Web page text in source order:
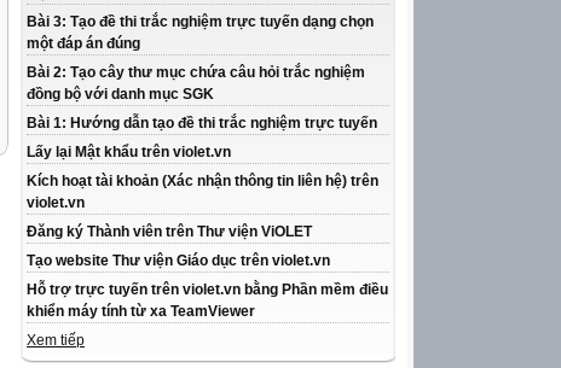
Bài 3: Tạo đề thi trắc nghiệm trực tuyến dạng chọn
một đáp án đúng
Bài 2: Tạo cây thư mục chứa câu hỏi trắc nghiệm
đồng bộ với danh mục SGK
Bài 1: Hướng dẫn tạo đề thi trắc nghiệm trực tuyến
Lấy lại Mật khẩu trên violet.vn
Kích hoạt tài khoản (Xác nhận thông tin liên hệ) trên
violet.vn
Đăng ký Thành viên trên Thư viện ViOLET
Tạo website Thư viện Giáo dục trên violet.vn
Hỗ trợ trực tuyến trên violet.vn bằng Phần mềm điều
khiển máy tính từ xa TeamViewer
Xem tiếp